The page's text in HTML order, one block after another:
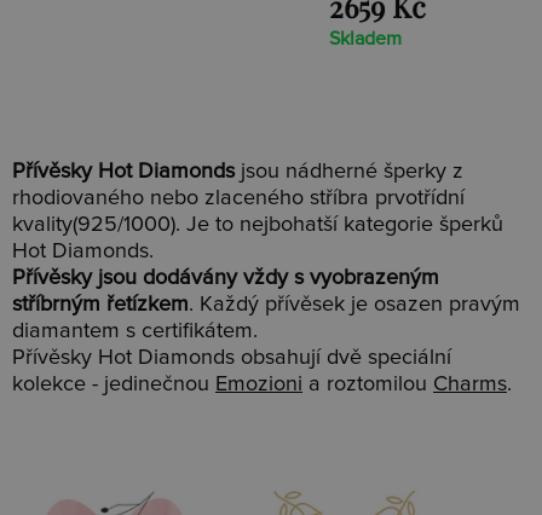
Přívěsky Hot Diamonds jsou nádherné šperky z
rhodiovaného nebo zlaceného stříbra prvotřídní
kvality(925/1000). Je to nejbohatší kategorie šperků
Hot Diamonds.
Přívěsky jsou dodávány vždy s vyobrazeným
stříbrným řetízkem. Každý přívěsek je osazen pravým
diamantem s certifikátem.
Přívěsky Hot Diamonds obsahují dvě speciální
kolekce - jedinečnou Emozioni a roztomilou Charms.